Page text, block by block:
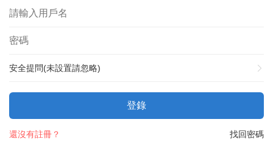
安全提問(未設置請忽略)
登錄
找回密碼
還沒有註冊？